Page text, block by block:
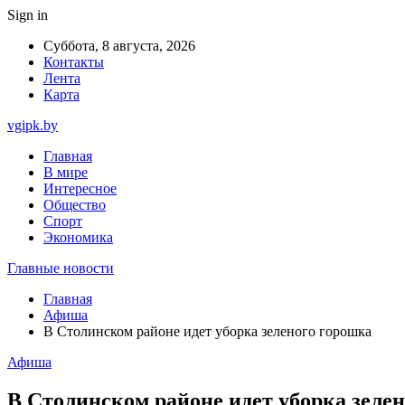
Sign in
Суббота, 8 августа, 2026
Контакты
Лента
Карта
vgipk.by
Главная
В мире
Интересное
Общество
Спорт
Экономика
Главные новости
Главная
Афиша
В Столинском районе идет уборка зеленого горошка
Афиша